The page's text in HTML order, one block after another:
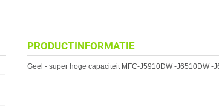
PRODUCTINFORMATIE
Geel - super hoge capaciteit MFC-J5910DW -J6510DW -